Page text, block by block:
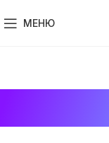
МЕНЮ